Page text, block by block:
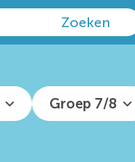
Groep 7/8